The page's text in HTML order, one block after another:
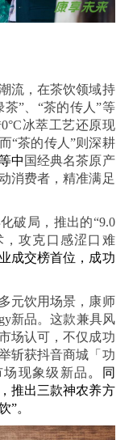
流，在茶饮领域持
”、“茶的传人”等
冰萃工艺还原现
“茶的传人”则深耕
中 国经典名茶原产
消费者，精准满足
破局，推出的“9.0
，攻克口感涩口难
成交榜首位，成功
元饮用场景，康师
新品。这款兼具风
场认可，不仅成功
斩获抖音商城「功
现象级新品 。同
推出三款神农养方
”。